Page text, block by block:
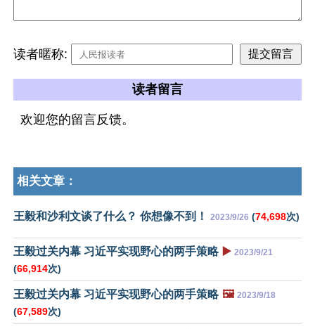
读者暱称:
读者留言
欢迎您的留言反馈。
相关文章：
王毅和沙利文谈了什么？ 你想像不到！ 2023/9/26 (74,698次)
王毅过关内幕 习近平实现野心的两手策略 ▶️ 2023/9/21
(66,914次)
王毅过关内幕 习近平实现野心的两手策略 🖼️ 2023/9/18
(67,589次)